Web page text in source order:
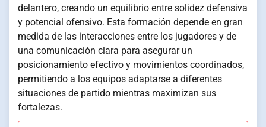
delantero, creando un equilibrio entre solidez defensiva
y potencial ofensivo. Esta formación depende en gran
medida de las interacciones entre los jugadores y de
una comunicación clara para asegurar un
posicionamiento efectivo y movimientos coordinados,
permitiendo a los equipos adaptarse a diferentes
situaciones de partido mientras maximizan sus
fortalezas.